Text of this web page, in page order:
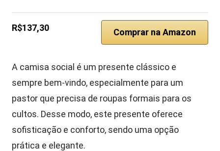
R$137,30 Comprar na Amazon
A camisa social é um presente clássico e
sempre bem-vindo, especialmente para um
pastor que precisa de roupas formais para os
cultos. Desse modo, este presente oferece
sofisticação e conforto, sendo uma opção
prática e elegante.